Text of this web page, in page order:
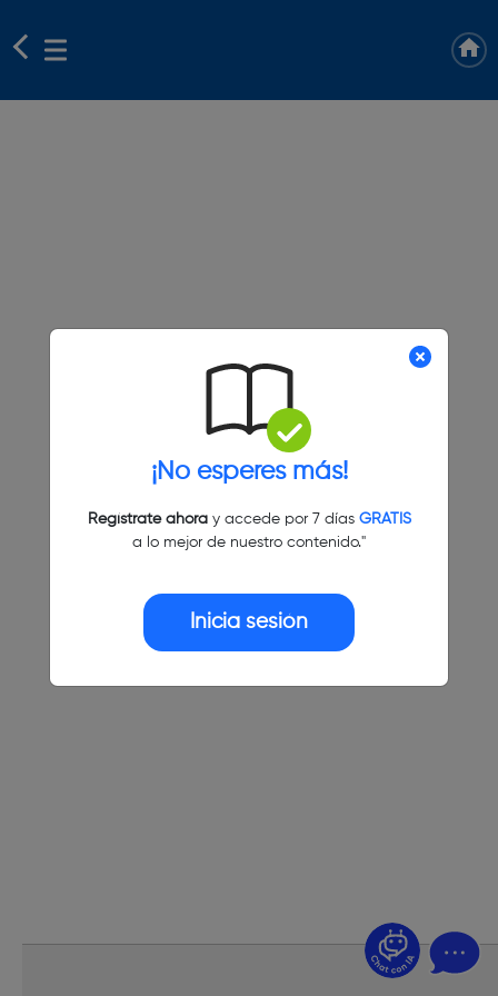
¡No esperes más!
Regístrate ahoray accede por 7 días GRATIS
a lo mejor de nuestro contenido."
Inicia sesión